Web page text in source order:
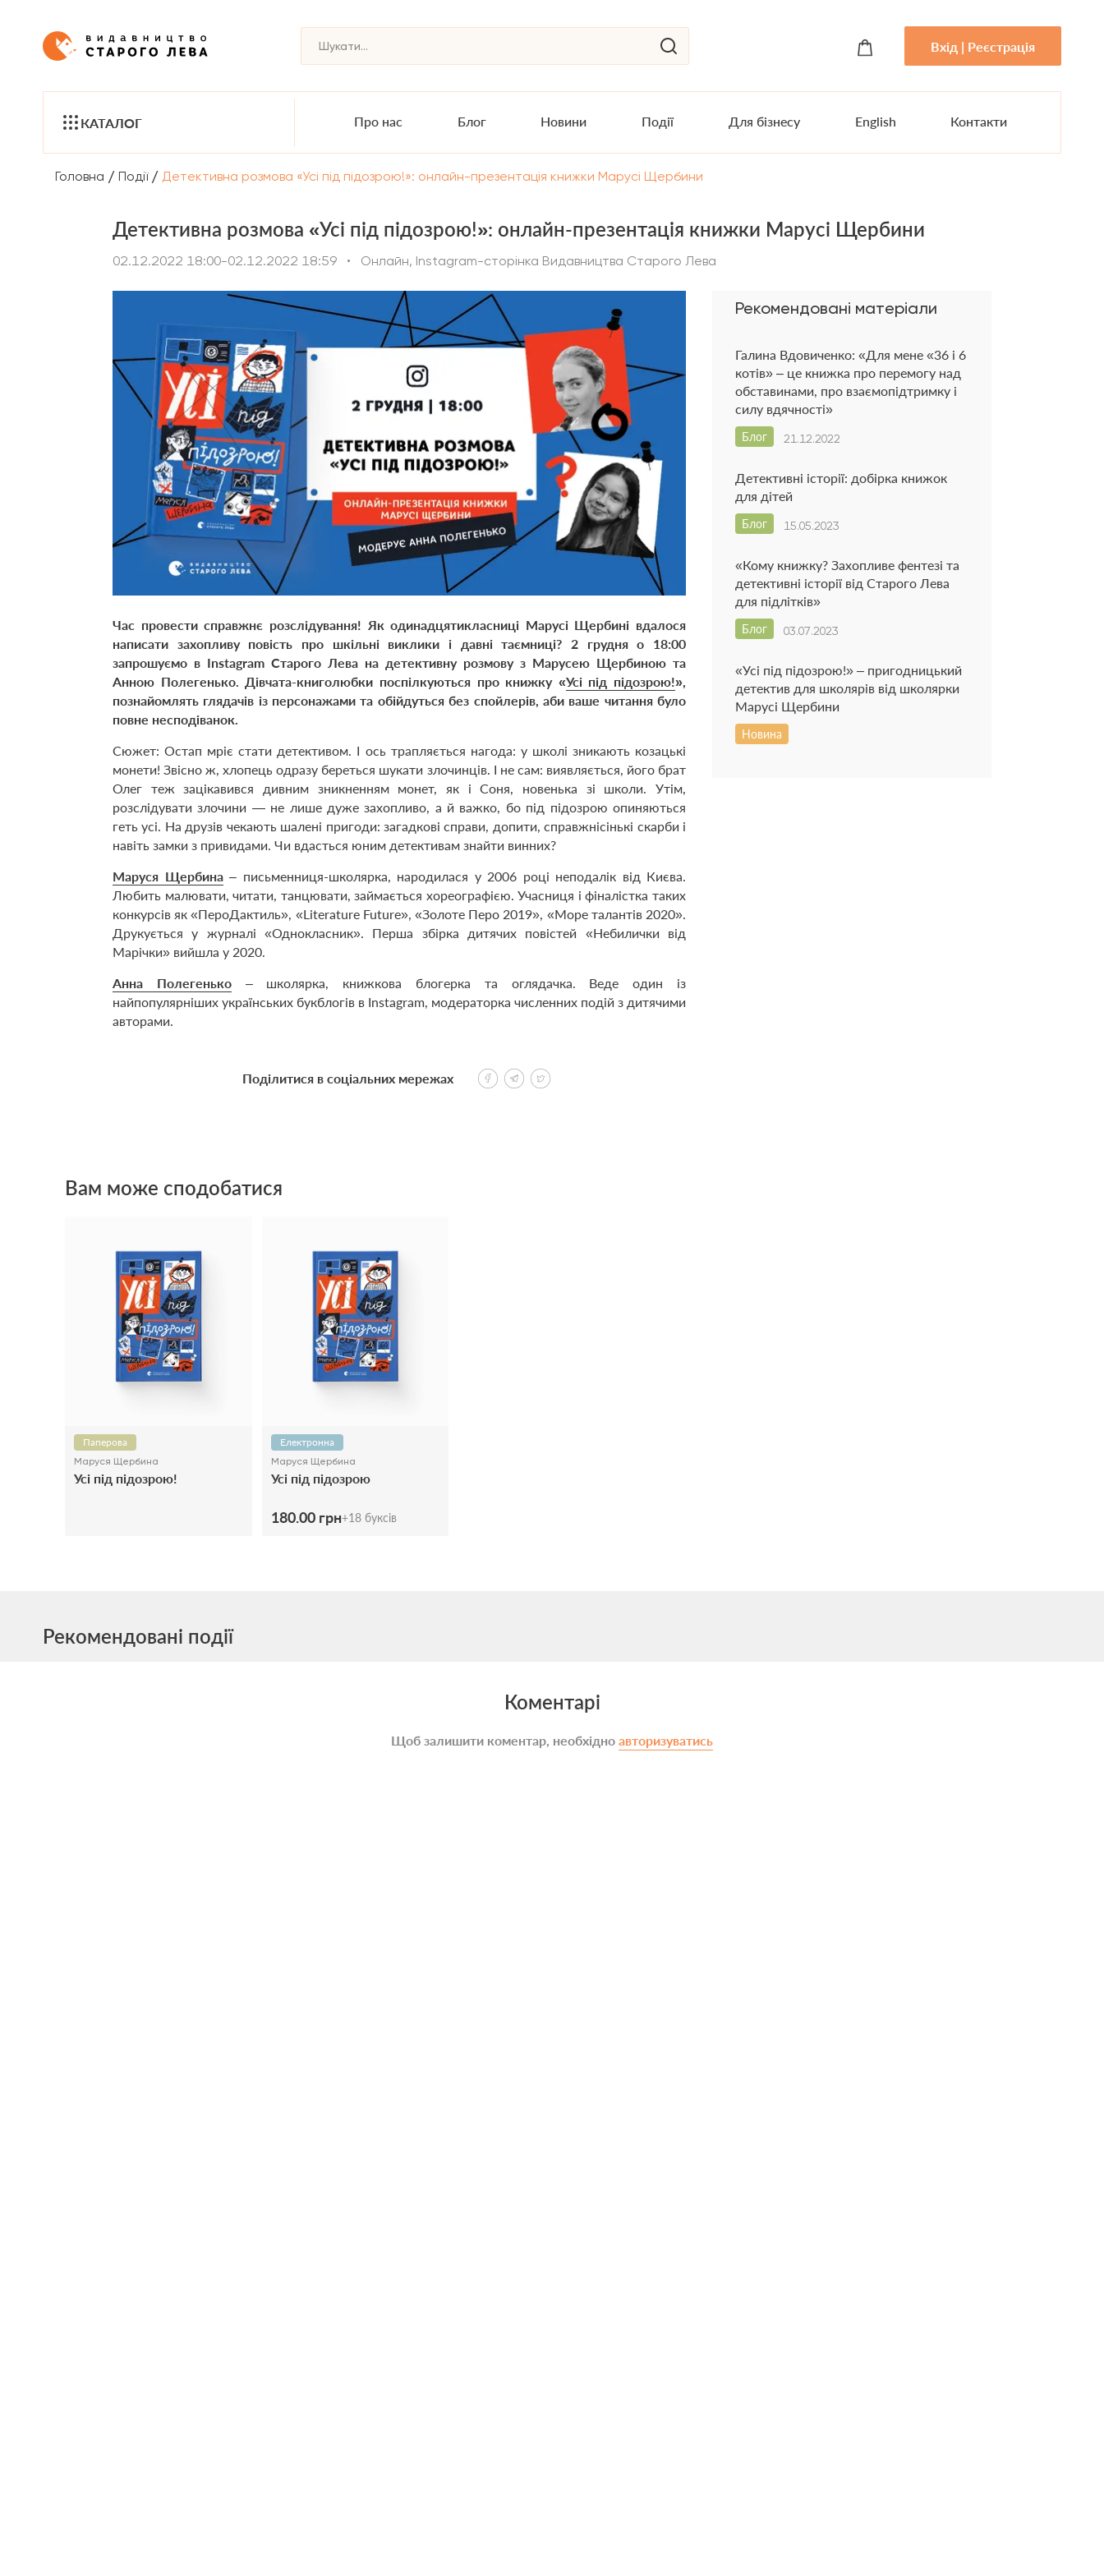
Вхід | Реєстрація
КАТАЛОГ Про нас Блог Новини Події Для бізнесу English Контакти
Головна / Події / Детективна розмова «Усі під підозрою!»: онлайн-презентація книжки Марусі Щербини
Детективна розмова «Усі під підозрою!»: онлайн-презентація книжки Марусі Щербини
02.12.2022 18:00-02.12.2022 18:59 • Онлайн, Instagram-сторінка Видавництва Старого Лева
Час провести справжнє розслідування! Як одинадцятикласниці Марусі Щербині вдалося
написати захопливу повість про шкільні виклики і давні таємниці? 2 грудня о 18:00
запрошуємо в Instagram Старого Лева на детективну розмову з Марусею Щербиною та
Анною Полегенько. Дівчата-книголюбки поспілкуються про книжку «Усі під підозрою!»,
познайомлять глядачів із персонажами та обійдуться без спойлерів, аби ваше читання було
повне несподіванок.
Сюжет:Остап мріє стати детективом. І ось трапляєть­ся нагода: у школі зникають козацькі
монети! Звісно ж, хлопець одразу береться шукати злочинців. І не сам: виявляється, його брат
Олег теж зацікавився дивним зникненням монет, як і Соня, новенька зі школи. Утім,
розслідувати злочини — не лише дуже захопливо, а й важко, бо під підозрою опиняються
геть усі. На друзів чекають шалені пригоди: загадкові справи, допити, справжнісінькі скарби і
навіть замки з привидами. Чи вдасться юним детективам знайти винних?
Маруся Щербина– письменниця-школярка, народилася у 2006 році неподалік від Києва.
Любить малювати, читати, танцювати, займається хореографією. Учасниця і фіналістка таких
конкурсів як «ПероДактиль», «Literature Future», «Золоте Перо 2019», «Море талантів 2020».
Друкується у журналі «Однокласник». Перша збірка дитячих повістей «Небилички від
Марічки» вийшла у 2020.
Анна Полегенько
– школярка, книжкова блогерка та оглядачка. Веде один із
найпопулярніших українських букблогів в Instagram, модераторка численних подій з дитячими
авторами.
Рекомендовані матеріали
Галина Вдовиченко: «Для мене «36 і 6
котів» – це книжка про перемогу над
обставинами, про взаємопідтримку і
силу вдячності»
21.12.2022
Блог
Детективні історії: добірка книжок
для дітей
15.05.2023
Блог
«Кому книжку? Захопливе фентезі та
детективні історії від Старого Лева
для підлітків»
03.07.2023
Блог
«Усі під підозрою!» – пригодницький
детектив для школярів від школярки
Марусі Щербини
Новина
Поділитися в соціальних мережах
Вам може сподобатися
Паперова
Маруся Щербина
Усі під підозрою!
Електронна
Маруся Щербина
Усі під підозрою
180.00 грн+18буксів
Рекомендовані події
Коментарі
Щоб залишити коментар, необхідно авторизуватись